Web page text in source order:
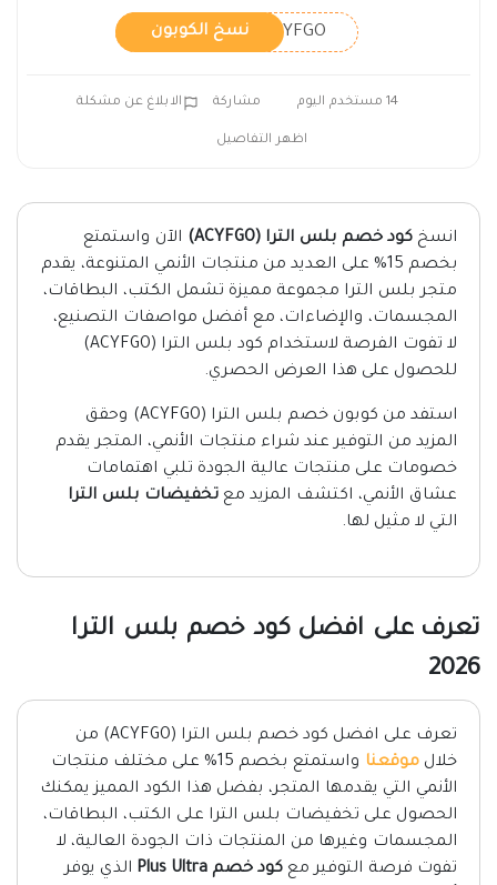
ACYFGO نسخ الكوبون
14 مستخدم اليوم مشاركة الابلاغ عن مشكلة
اظهر التفاصيل
انسخ كود خصم بلس الترا (ACYFGO)
الآن واستمتع
بخصم 15% على العديد من منتجات الأنمي المتنوعة، يقدم
متجر بلس الترا مجموعة مميزة تشمل الكتب، البطاقات،
المجسمات، والإضاءات، مع أفضل مواصفات التصنيع،
لا تفوت الفرصة لاستخدام كود بلس الترا (ACYFGO)
للحصول على هذا العرض الحصري.
استفد من كوبون خصم بلس الترا (ACYFGO) وحقق
المزيد من التوفير عند شراء منتجات الأنمي، المتجر يقدم
خصومات على منتجات عالية الجودة تلبي اهتمامات
عشاق الأنمي، اكتشف المزيد مع تخفيضات بلس الترا
التي لا مثيل لها.
تعرف على افضل كود خصم بلس الترا
2026
تعرف على افضل كود خصم بلس الترا (ACYFGO) من
خلال موقعنا
واستمتع بخصم 15% على مختلف منتجات
الأنمي التي يقدمها المتجر، بفضل هذا الكود المميز يمكنك
الحصول على تخفيضات بلس الترا على الكتب، البطاقات،
المجسمات وغيرها من المنتجات ذات الجودة العالية، لا
تفوت فرصة التوفير مع كود خصم Plus Ultra
الذي يوفر